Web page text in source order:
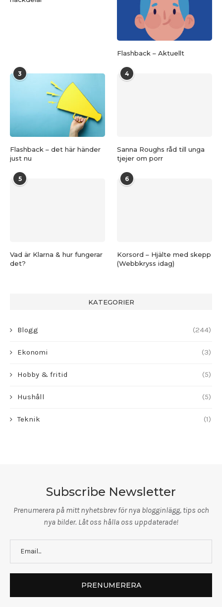
Flashback – Aktuellt
3
Flashback – det här händer
just nu
4
Sanna Roughs råd till unga
tjejer om porr
5
Vad är Klarna & hur fungerar
det?
6
Korsord – Hjälte med skepp
(Webbkryss idag)
KATEGORIER
Blogg (244)
Ekonomi (3)
Hobby & fritid (5)
Hushåll (5)
Teknik (1)
Subscribe Newsletter
Prenumerera på mitt nyhetsbrev för nya blogginlägg, tips och
nya bilder. Låt oss hålla oss uppdaterade!